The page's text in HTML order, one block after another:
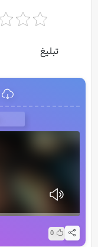
تبلیغ
0